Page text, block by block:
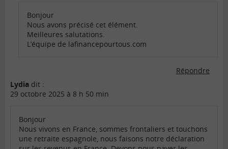
Bonjour
Nous avons précisé cet élément.
Meilleures salutations.
L’équipe de lafinancepourtous.com
Répondre
Lydia dit :
29 octobre 2025 à 8 h 50 min
Bonjour
Nous vivons en France, sommes frontaliers et touchons
une retraite espagnole, nous faisons notre déclaration